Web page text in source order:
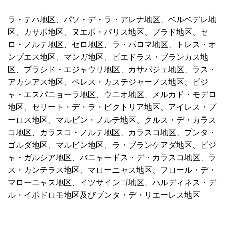
ラ・テハ地区、パソ・デ・ラ・アレナ地区、ベルベデレ地
区、カサボ地区、ヌエボ・パリス地区、プラド地区、セ
ロ・ノルテ地区、セロ地区、ラ・パロマ地区、トレス・オ
ンブエス地区、マンガ地区、ピエドラス・ブランカス地
区、プラシド・エジャウリ地区、カサバジェ地区、ラス・
アカシアス地区、ペレス・カステジャーノス地区、ビジ
ャ・エスパニョーラ地区、ウニオ地区、メルカド・モデロ
地区、セリート・デ・ラ・ビクトリア地区、アイレス・プ
ーロス地区、マルビン・ノルテ地区、クルス・デ・カラス
コ地区、カラスコ・ノルテ地区、カラスコ地区、プンタ・
ゴルダ地区、マルビン地区、ラ・ブランケアダ地区、ビジ
ャ・ガルシア地区、バニャードス・デ・カラスコ地区、ラ
ス・カンテラス地区、マローニャス地区、フロール・デ・
マローニャス地区、イツサインゴ地区、ハルディネス・デ
ル・イポドロモ地区及びブンタ・デ・リエーレス地区